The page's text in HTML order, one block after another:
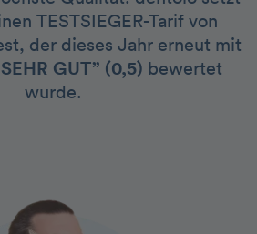
TESTSIEGER-Tarif von
der dieses Jahr erneut mit
GUT” (0,5) bewertet
wurde.